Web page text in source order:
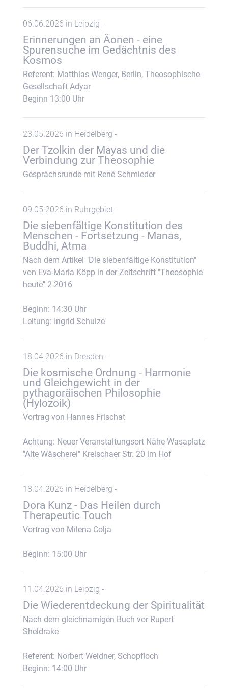
06.06.2026 in Leipzig -
Erinnerungen an Äonen - eine
Spurensuche im Gedächtnis des
Kosmos
Referent: Matthias Wenger, Berlin, Theosophische
Gesellschaft Adyar
Beginn 13:00 Uhr
23.05.2026 in Heidelberg -
Der Tzolkin der Mayas und die
Verbindung zur Theosophie
Gesprächsrunde mit René Schmieder
09.05.2026 in Ruhrgebiet -
Die siebenfältige Konstitution des
Menschen - Fortsetzung - Manas,
Buddhi, Atma
Nach dem Artikel "Die siebenfältige Konstitution"
von Eva-Maria Köpp in der Zeitschrift "Theosophie
heute" 2-2016
Beginn: 14:30 Uhr
Leitung: Ingrid Schulze
18.04.2026 in Dresden -
Die kosmische Ordnung - Harmonie
und Gleichgewicht in der
pythagoräischen Philosophie
(Hylozoik)
Vortrag von Hannes Frischat
Achtung: Neuer Veranstaltungsort Nähe Wasaplatz
"Alte Wäscherei" Kreischaer Str. 20 im Hof
18.04.2026 in Heidelberg -
Dora Kunz - Das Heilen durch
Therapeutic Touch
Vortrag von Milena Colja
Beginn: 15:00 Uhr
11.04.2026 in Leipzig -
Die Wiederentdeckung der Spiritualität
Nach dem gleichnamigen Buch vor Rupert
Sheldrake
Referent: Norbert Weidner, Schopfloch
Beginn: 14:00 Uhr